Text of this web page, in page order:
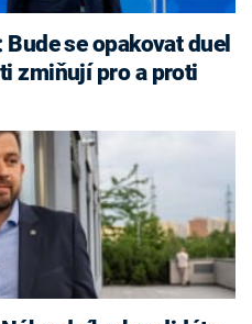
zmiňují pro a proti